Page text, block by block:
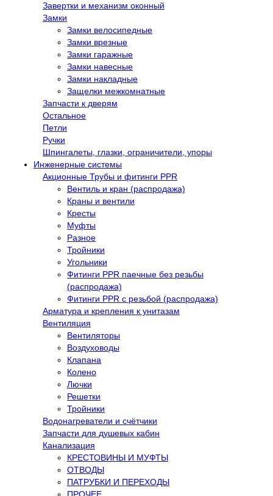
Завертки и механизм оконный
Замки
Замки велосипедные
Замки врезные
Замки гаражные
Замки навесные
Замки накладные
Защелки межкомнатные
Запчасти к дверям
Остальное
Петли
Ручки
Шпингалеты, глазки, ограничители, упоры
Инженерные системы
Акционные Трубы и фитинги PPR
Вентиль и кран (распродажа)
Краны и вентили
Кресты
Муфты
Разное
Тройники
Угольники
Фитинги PPR паечные без резьбы
(распродажа)
Фитинги PPR с резьбой (распродажа)
Арматура и крепления к унитазам
Вентиляция
Вентиляторы
Воздуховоды
Клапана
Колено
Лючки
Решетки
Тройники
Водонагреватели и счётчики
Запчасти для душевых кабин
Канализация
КРЕСТОВИНЫ И МУФТЫ
ОТВОДЫ
ПАТРУБКИ И ПЕРЕХОДЫ